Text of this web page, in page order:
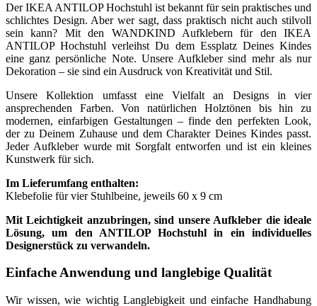
Der IKEA ANTILOP Hochstuhl ist bekannt für sein praktisches und
schlichtes Design. Aber wer sagt, dass praktisch nicht auch stilvoll
sein kann? Mit den WANDKIND Aufklebern für den IKEA
ANTILOP Hochstuhl verleihst Du dem Essplatz Deines Kindes
eine ganz persönliche Note. Unsere Aufkleber sind mehr als nur
Dekoration – sie sind ein Ausdruck von Kreativität und Stil.
Unsere Kollektion umfasst eine Vielfalt an Designs in vier
ansprechenden Farben. Von natürlichen Holztönen bis hin zu
modernen, einfarbigen Gestaltungen – finde den perfekten Look,
der zu Deinem Zuhause und dem Charakter Deines Kindes passt.
Jeder Aufkleber wurde mit Sorgfalt entworfen und ist ein kleines
Kunstwerk für sich.
Im Lieferumfang enthalten:
Klebefolie für vier Stuhlbeine, jeweils 60 x 9 cm
Mit Leichtigkeit anzubringen, sind unsere Aufkleber die ideale
Lösung, um den ANTILOP Hochstuhl in ein individuelles
Designerstück zu verwandeln.
Einfache Anwendung und langlebige Qualität
Wir wissen, wie wichtig Langlebigkeit und einfache Handhabung